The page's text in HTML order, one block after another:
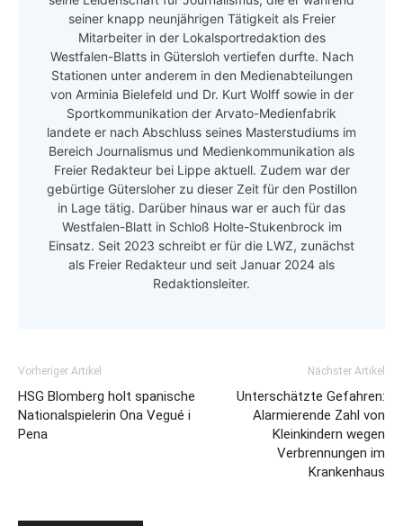
seiner knapp neunjährigen Tätigkeit als Freier
Mitarbeiter in der Lokalsportredaktion des
Westfalen-Blatts in Gütersloh vertiefen durfte. Nach
Stationen unter anderem in den Medienabteilungen
von Arminia Bielefeld und Dr. Kurt Wolff sowie in der
Sportkommunikation der Arvato-Medienfabrik
landete er nach Abschluss seines Masterstudiums im
Bereich Journalismus und Medienkommunikation als
Freier Redakteur bei Lippe aktuell. Zudem war der
gebürtige Gütersloher zu dieser Zeit für den Postillon
in Lage tätig. Darüber hinaus war er auch für das
Westfalen-Blatt in Schloß Holte-Stukenbrock im
Einsatz. Seit 2023 schreibt er für die LWZ, zunächst
als Freier Redakteur und seit Januar 2024 als
Redaktionsleiter.
Vorheriger Artikel
HSG Blomberg holt spanische
Nationalspielerin Ona Vegué i
Pena
Nächster Artikel
Unterschätzte Gefahren:
Alarmierende Zahl von
Kleinkindern wegen
Verbrennungen im
Krankenhaus